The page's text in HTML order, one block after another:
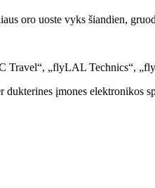
oro uoste vyks šiandien,
„flyLAL Technics“,
įmones